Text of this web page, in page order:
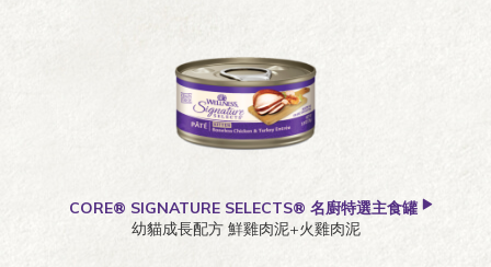
CORE® SIGNATURE SELECTS® 名廚特選主食罐
幼貓成長配方 鮮雞肉泥+火雞肉泥